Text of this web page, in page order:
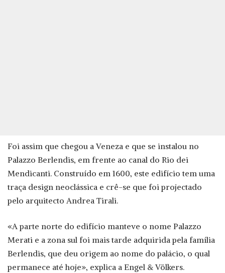
Foi assim que chegou a Veneza e que se instalou no
Palazzo Berlendis, em frente ao canal do Rio dei
Mendicanti. Construído em 1600, este edifício tem uma
traça design neoclássica e crê-se que foi projectado
pelo arquitecto Andrea Tirali.
«A parte norte do edifício manteve o nome Palazzo
Merati e a zona sul foi mais tarde adquirida pela família
Berlendis, que deu origem ao nome do palácio, o qual
permanece até hoje», explica a Engel & Völkers.